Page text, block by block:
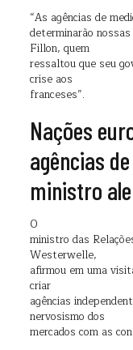
“As agências de
determinarão
Fillon, quem
ressaltou que seu
crise aos
franceses”.
Nações
agências
ministro
O
ministro das
Westerwelle,
afirmou em uma
criar
agências
nervosismo dos
mercados com as